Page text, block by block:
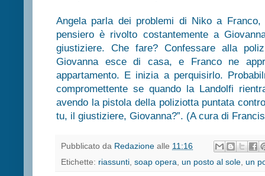
Angela parla dei problemi di Niko a
pensiero è rivolto costantemente a
giustiziere. Che fare? Confessare alla
Giovanna esce di casa, e Franco ne
appartamento. E inizia a perquisirlo.
compromettente se quando la Landolfi
avendo la pistola della poliziotta puntata
tu, il giustiziere, Giovanna?”. (A cura di
Pubblicato da Redazione alle 11:16
Etichette: riassunti soap opera un posto al sole un